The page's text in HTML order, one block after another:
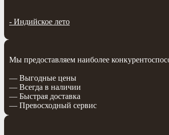
- Индийское лето
Мы предоставляем наиболее
— Выгодные цены
— Всегда в наличии
— Быстрая доставка
— Превосходный сервис